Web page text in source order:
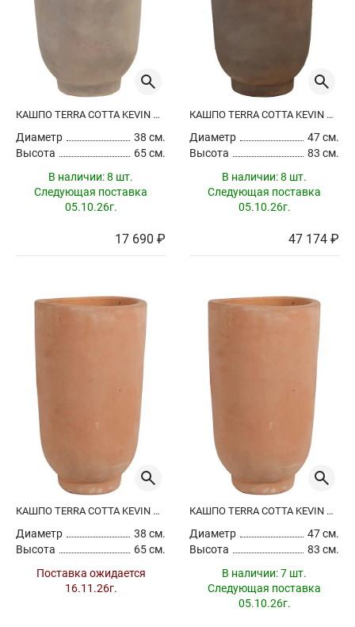
КАШПО TERRA COTTA KEVIN VASE CHOCO
Диаметр
38 см.
Высота
65 см.
В наличии:8 шт.
Следующая поставка
05.10.26г.
17 690 ₽
КАШПО TERRA COTTA KEVIN VASE CHOCO
Диаметр
47 см.
Высота
83 см.
В наличии:8 шт.
Следующая поставка
05.10.26г.
47 174 ₽
КАШПО TERRA COTTA KEVIN VASE TERRA
Диаметр
38 см.
Высота
65 см.
Поставка ожидается
16.11.26г.
КАШПО TERRA COTTA KEVIN VASE TERRA
Диаметр
47 см.
Высота
83 см.
В наличии:7 шт.
Следующая поставка
05.10.26г.